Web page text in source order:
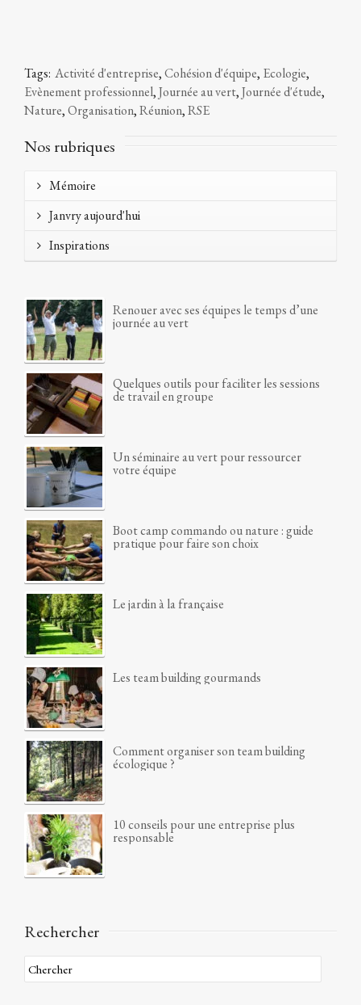
Tags: Activité d'entreprise,Cohésion d'équipe, Ecologie,
Evènement professionnel,Journée au vert,Journée d'étude,
Nature,Organisation,Réunion,RSE
Nos rubriques
Mémoire
Janvry aujourd'hui
Inspirations
Renouer avec ses équipes le temps d’une
journée au vert
Quelques outils pour faciliter les sessions
de travail en groupe
Un séminaire au vert pour ressourcer
votre équipe
Boot camp commando ou nature : guide
pratique pour faire son choix
Le jardin à la française
Les team building gourmands
Comment organiser son team building
écologique ?
10 conseils pour une entreprise plus
responsable
Rechercher